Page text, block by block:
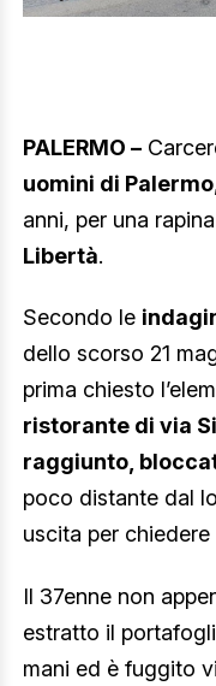
PALERMO –
uomini di Palermo
anni, per una
Libertà.
Secondo le
dello scorso 21
prima chiesto
ristorante di via
raggiunto,
poco distante dal
uscita per
Il 37enne non
estratto il
mani ed è fuggito